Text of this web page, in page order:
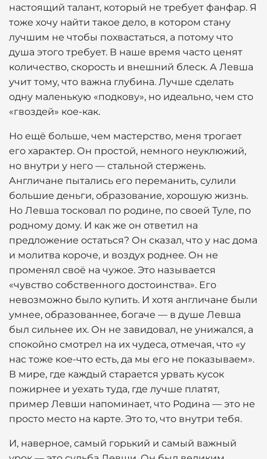
настоящий талант, который не требует фанфар. Я
тоже хочу найти такое дело, в котором стану
лучшим не чтобы похвастаться, а потому что
душа этого требует. В наше время часто ценят
количество, скорость и внешний блеск. А Левша
учит тому, что важна глубина. Лучше сделать
одну маленькую «подкову», но идеально, чем сто
«гвоздей» кое-как.
Но ещё больше, чем мастерство, меня трогает
его характер. Он простой, немного неуклюжий,
но внутри у него — стальной стержень.
Англичане пытались его переманить, сулили
большие деньги, образование, хорошую жизнь.
Но Левша тосковал по родине, по своей Туле, по
родному дому. И как же он ответил на
предложение остаться? Он сказал, что у нас дома
и молитва короче, и воздух роднее. Он не
променял своё на чужое. Это называется
«чувство собственного достоинства». Его
невозможно было купить. И хотя англичане были
умнее, образованнее, богаче — в душе Левша
был сильнее их. Он не завидовал, не унижался, а
спокойно смотрел на их чудеса, отмечая, что «у
нас тоже кое-что есть, да мы его не показываем».
В мире, где каждый старается урвать кусок
пожирнее и уехать туда, где лучше платят,
пример Левши напоминает, что Родина — это не
просто место на карте. Это то, что внутри тебя.
И, наверное, самый горький и самый важный